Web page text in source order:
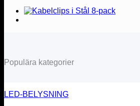
Populära kategorier
LED-BELYSNING